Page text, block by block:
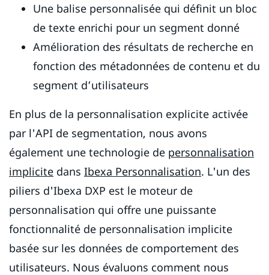
Une balise personnalisée qui définit un bloc
de texte enrichi pour un segment donné
Amélioration des résultats de recherche en
fonction des métadonnées de contenu et du
segment d’utilisateurs
En plus de la personnalisation explicite activée
par l'API de segmentation, nous avons
également une technologie de personnalisation
implicite dans Ibexa Personnalisation. L'un des
piliers d'Ibexa DXP est le moteur de
personnalisation qui offre une puissante
fonctionnalité de personnalisation implicite
basée sur les données de comportement des
utilisateurs. Nous évaluons comment nous